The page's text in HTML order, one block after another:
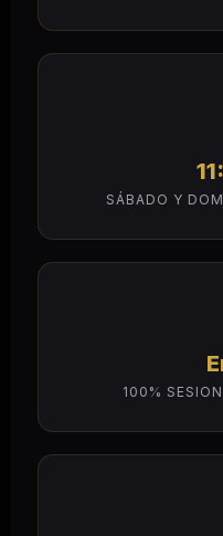
SÁBADO Y
100%